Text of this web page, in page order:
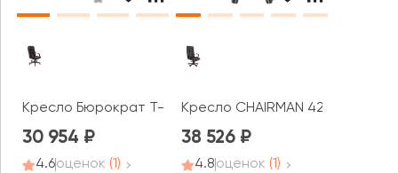
Кресло Бюрократ T-9908
30 954
4.6оценок (1)
Кресло CHAIRMAN 424Д
38 526
4.8оценок (1)